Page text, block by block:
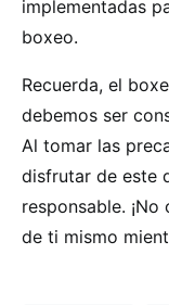
implementadas
boxeo.
Recuerda, el
debemos ser
Al tomar las
disfrutar de este
responsable.
de ti mismo